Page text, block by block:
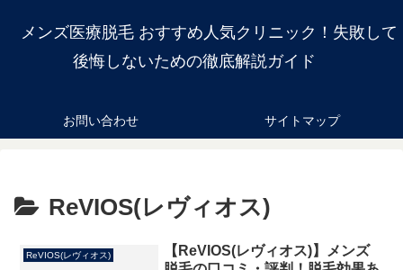
メンズ医療脱毛 おすすめ人気クリニック！失敗して
後悔しないための徹底解説ガイド
お問い合わせ サイトマップ
ReVIOS(レヴィオス)
ReVIOS(レヴィオス)
【ReVIOS(レヴィオス)】メンズ